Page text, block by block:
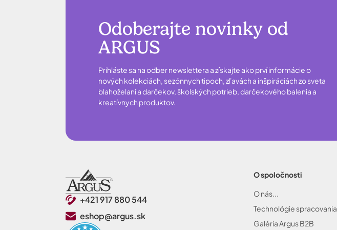
Odoberajte novinky od
ARGUS
Prihláste sa na odber newslettera a získajte ako prví informácie o
nových kolekciách, sezónnych tipoch, zľavách a inšpiráciách zo sveta
blahoželaní a darčekov, školských potrieb, darčekového balenia a
kreatívnych produktov.
+421 917 880 544
eshop@argus.sk
O spoločnosti
O nás...
Technológie spracovania
Galéria Argus B2B